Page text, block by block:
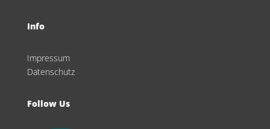
Info
Impressum
Datenschutz
Follow Us